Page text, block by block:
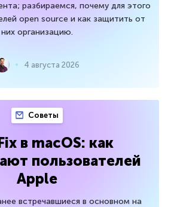
разбираемся, почему для этого
open source и как защитить от
них организацию.
4 августа 2026
Советы
в macOS: как
пользователей
Apple
встречавшиеся в основном на